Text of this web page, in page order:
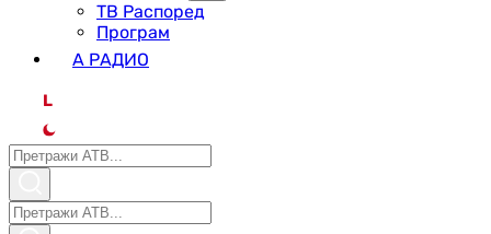
ТВ Распоред
Програм
А РАДИО
L